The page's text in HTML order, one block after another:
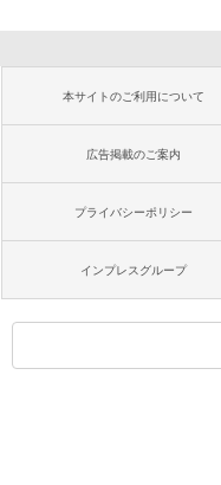
本サイトのご利用について
広告掲載のご案内
プライバシーポリシー
インプレスグループ